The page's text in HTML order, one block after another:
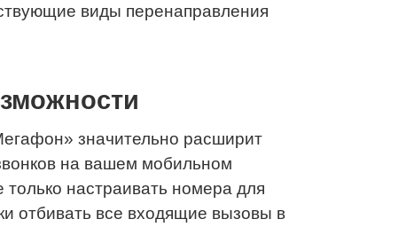
виды перенаправления
значительно расширит
на вашем мобильном
настраивать номера для
отбивать все входящие вызовы в